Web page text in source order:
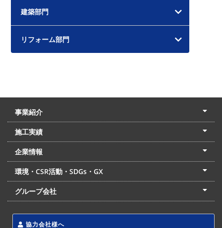
建築部門
リフォーム部門
事業紹介
土木本部
建築本部
PPP・PFI
リフォーム・リノベーション
中村建設の家
施工実績
土木部門
建築部門
リフォーム部門
住宅部門
名古屋支店
東京支店
企業情報
会社概要
経営理念
沿革
リクルート
最新情報
お問合せ
環境・CSR活動・SDGs・GX
LSS流動化処理工法
CSR・SDGs・GX
発電事業
次世代ZEBオフィス
グループ会社
協力会社様へ